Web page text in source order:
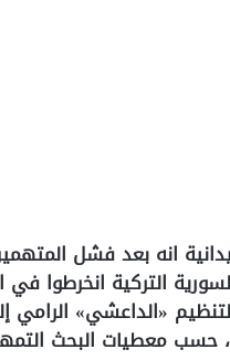
انه بعد فشل
التركية انخرطوا في
«الداعشي»
حسب معطيات البحث